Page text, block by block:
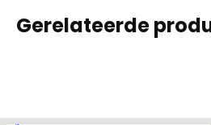
Gerelateerde